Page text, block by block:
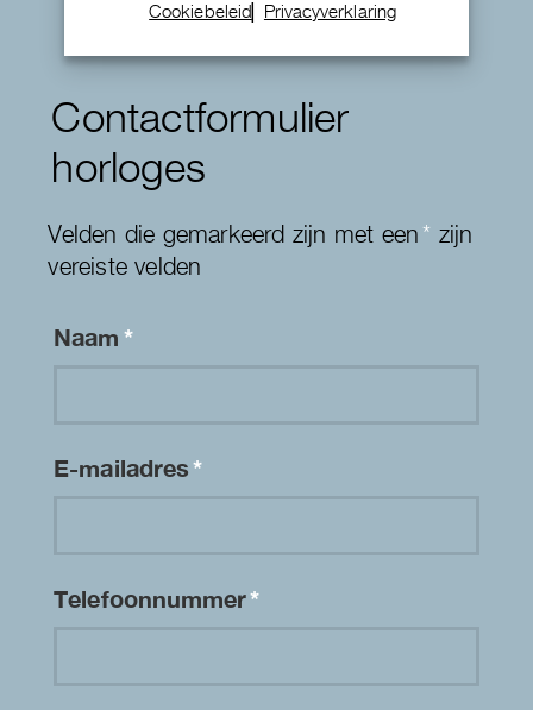
Cookiebeleid Privacyverklaring
Contactformulier
horloges
Velden die gemarkeerd zijn met een* zijn
vereiste velden
Naam*
E-mailadres*
Telefoonnummer*